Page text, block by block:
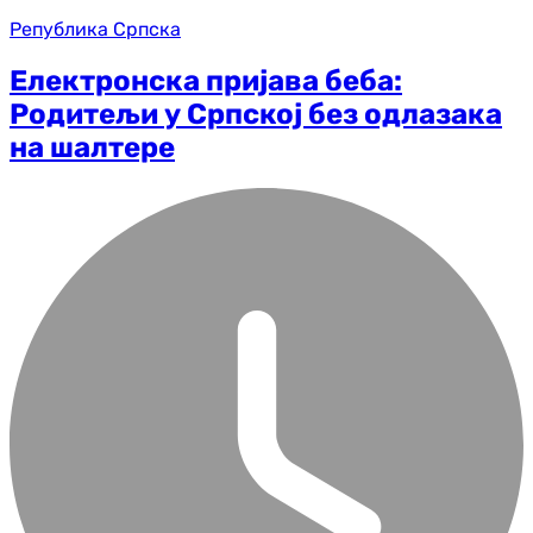
Република Српска
Електронска пријава беба:
Родитељи у Српској без одлазака
на шалтере